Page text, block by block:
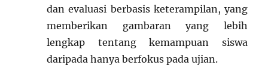
dan evaluasi berbasis keterampilan, yang
memberikan gambaran yang lebih
lengkap tentang kemampuan siswa
daripada hanya berfokus pada ujian.